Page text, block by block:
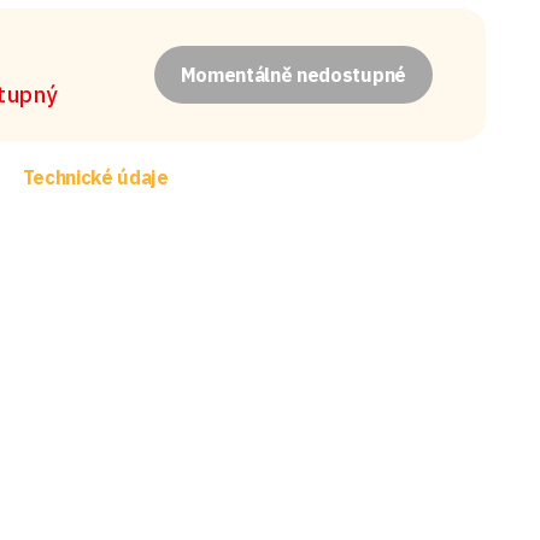
Momentálně nedostupné
Technické údaje